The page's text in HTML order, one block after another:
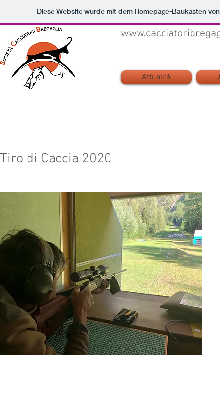
Diese Website wurde mit dem Homepage-Baukasten
Attualità
Tiro di Caccia 2020